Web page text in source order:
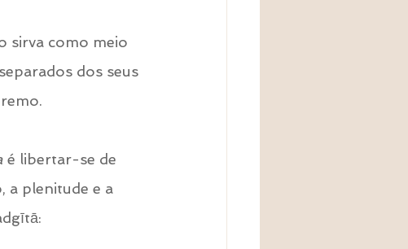
sirva como meio
dos seus
é libertar-se de
a plenitude e a